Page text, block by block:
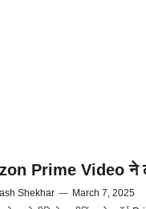
Prime Video ने
Shekhar — March 7, 2025